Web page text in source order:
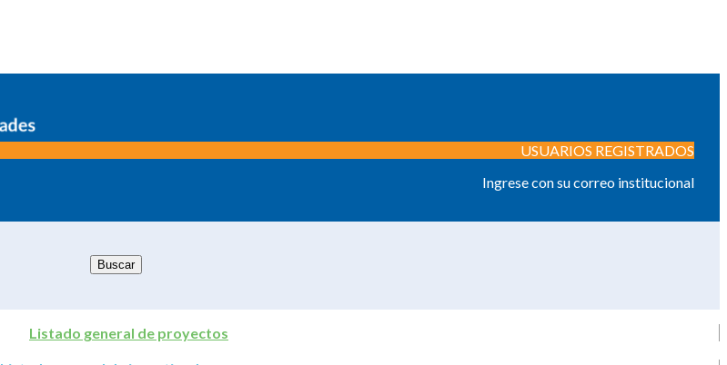
USUARIOS REGISTRADOS
Ingrese con su correo institucional
Listado general de proyectos